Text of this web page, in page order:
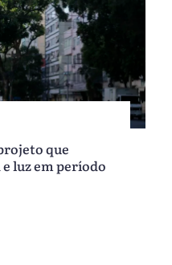
que
luz em período